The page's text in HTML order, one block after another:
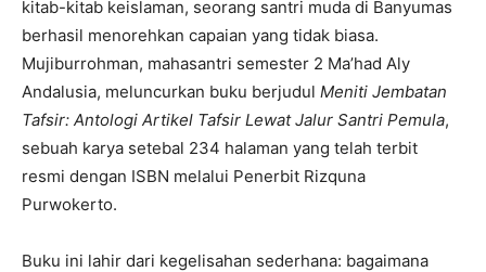
kitab-kitab keislaman, seorang santri muda di Banyumas
berhasil menorehkan capaian yang tidak biasa.
Mujiburrohman, mahasantri semester 2 Ma’had Aly
Andalusia, meluncurkan buku berjudul Meniti Jembatan
Tafsir: Antologi Artikel Tafsir Lewat Jalur Santri Pemula,
sebuah karya setebal 234 halaman yang telah terbit
resmi dengan ISBN melalui Penerbit Rizquna
Purwokerto.
Buku ini lahir dari kegelisahan sederhana: bagaimana